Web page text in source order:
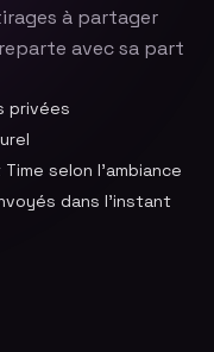
à partager
avec sa part
privées
selon l'ambiance
dans l'instant